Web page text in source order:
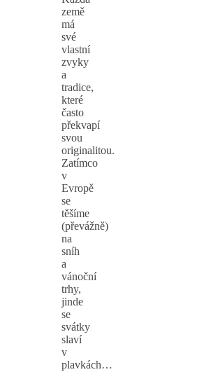
země
má
své
vlastní
zvyky
a
tradice,
které
často
překvapí
svou
originalitou.
Zatímco
v
Evropě
se
těšíme
(převážně)
na
sníh
a
vánoční
trhy,
jinde
se
svátky
slaví
v
plavkách…